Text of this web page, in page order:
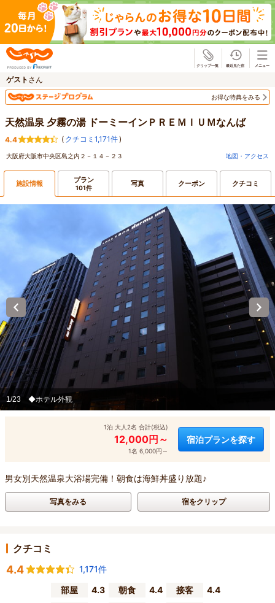
ゲスト さん
お得な特典をみる
天然温泉 夕霧の湯 ドーミーインＰＲＥＭＩＵＭなんば
4.4 ( クチコミ1,171件)
大阪府大阪市中央区島之内２－１４－２３ 地図・アクセス
施設情報 プラン
101件 写真 クーポン クチコミ
1/23 ◆ホテル外観
1泊 大人2名 合計(税込)
12,000円～
1名 6,000円～
宿泊プランを探す
男女別天然温泉大浴場完備！朝食は海鮮丼盛り放題♪
写真をみる 宿をクリップ
クチコミ
4.4
1,171件
部屋
4.3 朝食 4.4 接客
4.4